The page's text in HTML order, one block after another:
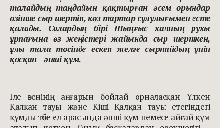
талайдың таңдайын қақтырған әсем орындар
өзінше сыр шертіп, көз тартар сұлулығымен есте
қалады. Солардың бірі Шыңғыс ханның
рухы
ұрпағына өз жеңістері жайында сыр шерткен,
ұлы тала төсінде ескен желге сырнайдың үнін
қосқан - әнші құм.
Іле өзенінің аңғарын бойлай орналасқан Үлкен
Қалқан тауы және Кіші Қалқан тауы етегіндегі
құмды төбе ел арасында әнші құм немесе айғай құм